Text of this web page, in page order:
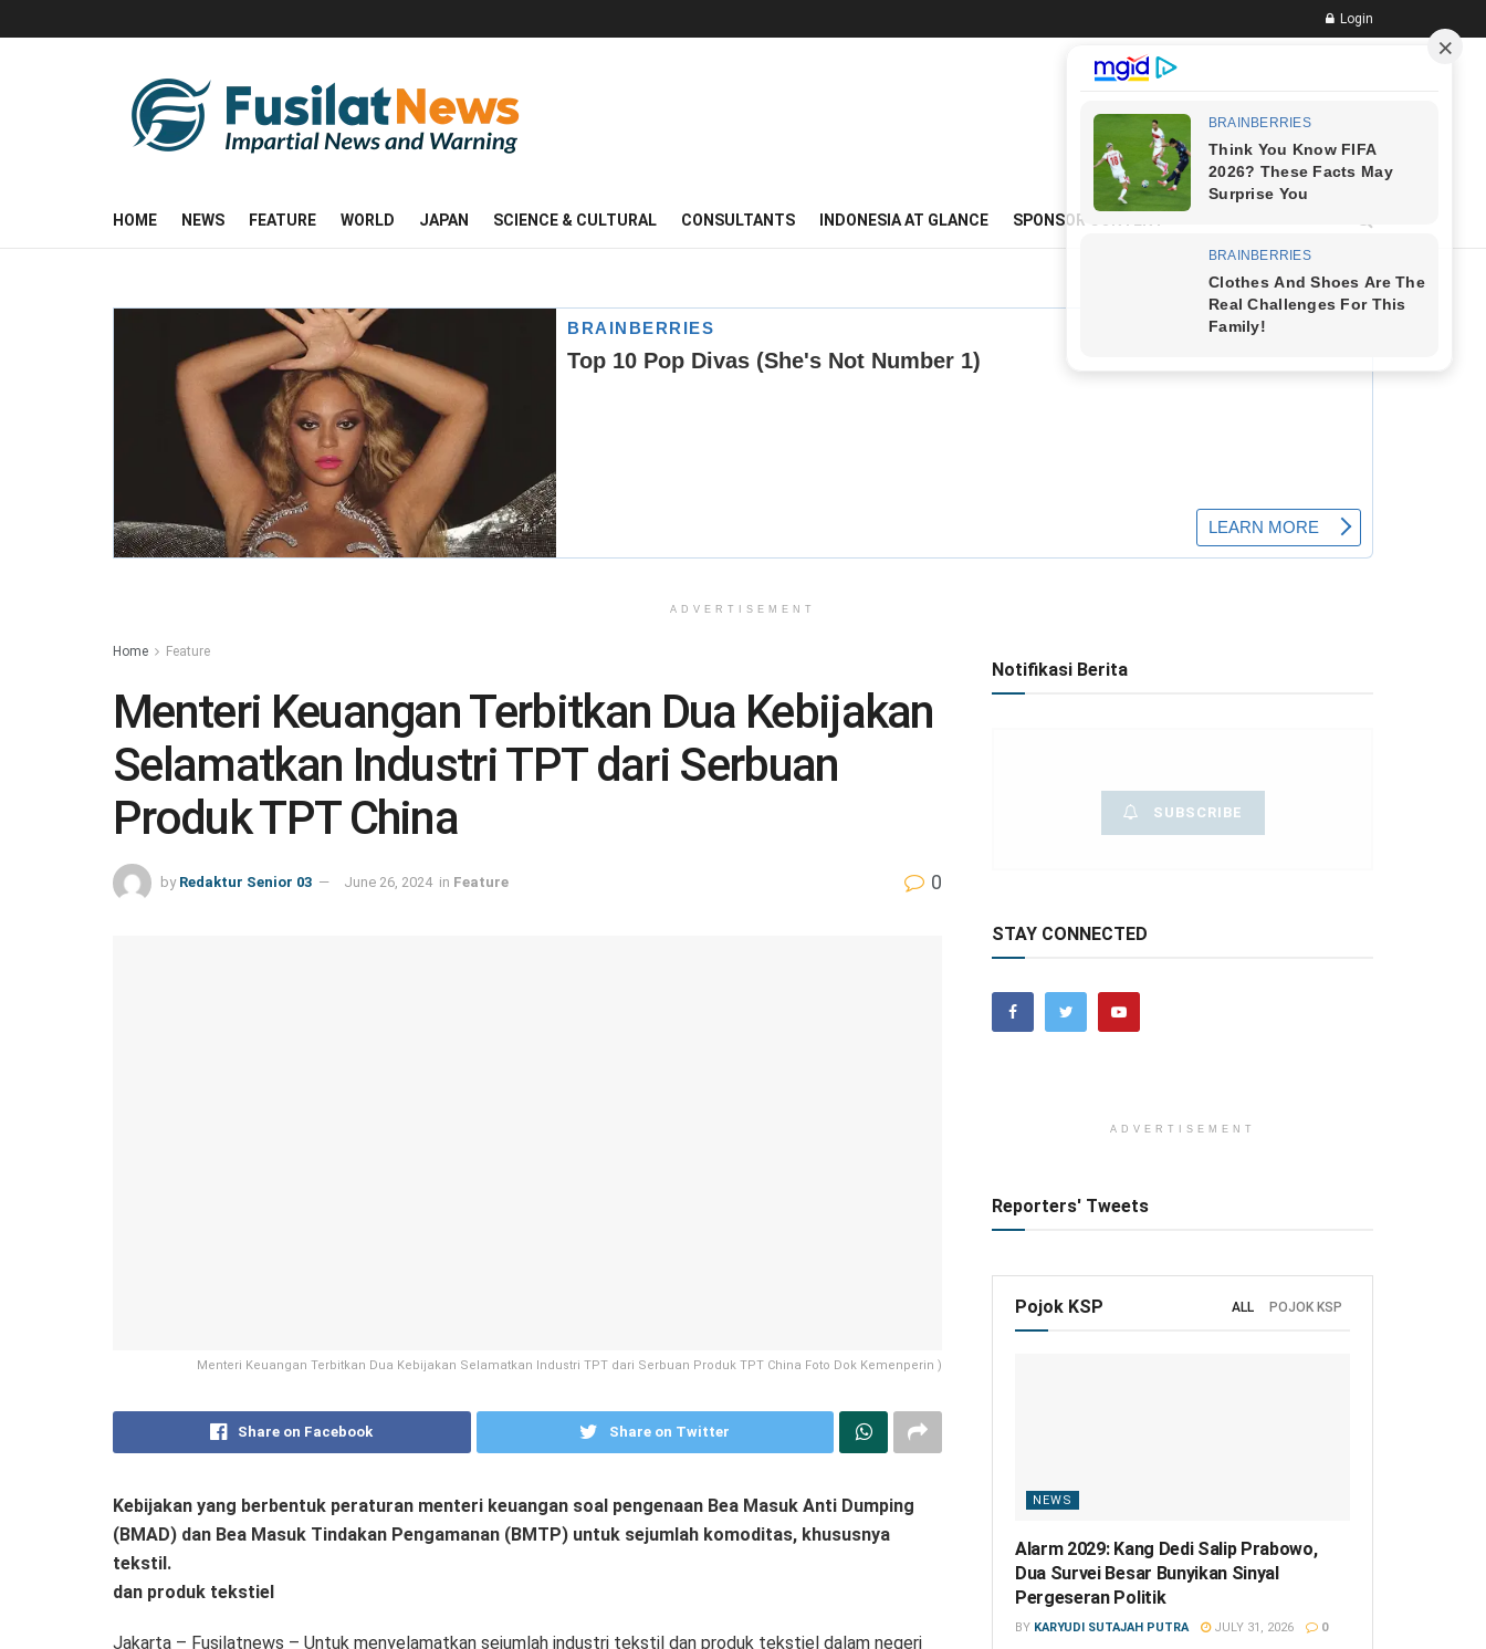
Login
ADVERTISEMENT
HOME NEWS FEATURE WORLD JAPAN SCIENCE & CULTURAL CONSULTANTS INDONESIA AT GLANCE SPONSOR CONTENT
ADVERTISEMENT
Home Feature
Menteri Keuangan Terbitkan Dua Kebijakan
Selamatkan Industri TPT dari Serbuan
Produk TPT China
by Redaktur Senior 03 June 26, 2024 in Feature 0
Menteri Keuangan Terbitkan Dua Kebijakan Selamatkan Industri TPT dari Serbuan Produk TPT China Foto Dok Kemenperin )
Share on Facebook Share on Twitter
Kebijakan yang berbentuk peraturan menteri keuangan soal pengenaan Bea Masuk Anti Dumping
(BMAD) dan Bea Masuk Tindakan Pengamanan (BMTP) untuk sejumlah komoditas, khususnya
tekstil.
dan produk tekstiel
Jakarta – Fusilatnews – Untuk menyelamatkan sejumlah industri tekstil dan produk tekstiel dalam negeri
Notifikasi Berita
SUBSCRIBE
STAY CONNECTED
ADVERTISEMENT
Reporters' Tweets
Pojok KSP ALL POJOK KSP
NEWS
Alarm 2029: Kang Dedi Salip Prabowo,
Dua Survei Besar Bunyikan Sinyal
Pergeseran Politik
BY KARYUDI SUTAJAH PUTRA JULY 31, 2026 0